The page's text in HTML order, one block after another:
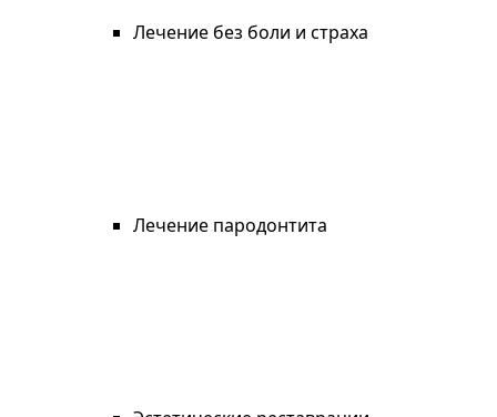
Лечение без боли и страха
Лечение пародонтита